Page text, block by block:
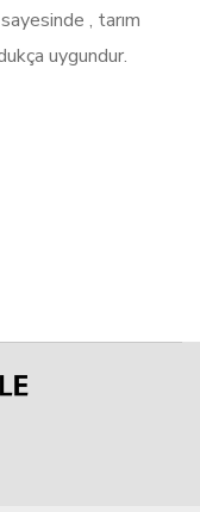
, tarım
uygundur.